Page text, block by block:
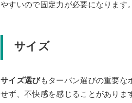
やすいので固定力が必要になります
サイズ
サイズ選びもターバン選びの重要な
せず、不快感を感じることがあり